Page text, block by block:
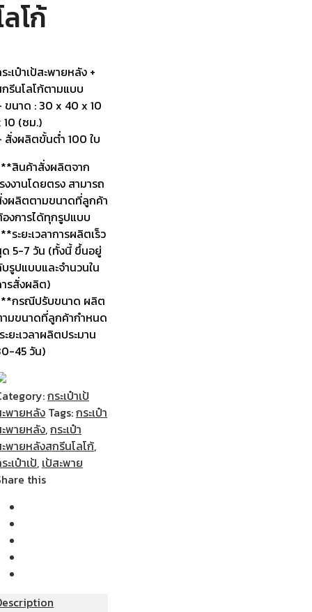
ลโก้
ะเป๋าเป้สะพายหลัง +
รีนโลโก้ตามแบบ
ขนาด : 30 x 40 x 10
10 (ซม.)
สั่งผลิตขั้นต่ำ 100 ใบ
สินค้าสั่งผลิตจาก
งงานโดยตรง สามารถ
ผลิตตามขนาดที่ลูกค้า
งการได้ทุกรูปแบบ
ระยะเวลาการผลิตเร็ว
5-7 วัน (ทั้งนี้ ขึ้นอยู่
รูปแบบและจำนวนใน
รสั่งผลิต)
กรณีปรับขนาด ผลิต
มขนาดที่ลูกค้ากำหนด
ะยะเวลาผลิตประมาน
45 วัน)
กระเป๋าเป้
พายหลัง Tags:กระเป๋า
พายหลัง,กระเป๋า
พายหลังสกรีนโลโก้,
ะเป๋าเป้, เป้สะพาย
this